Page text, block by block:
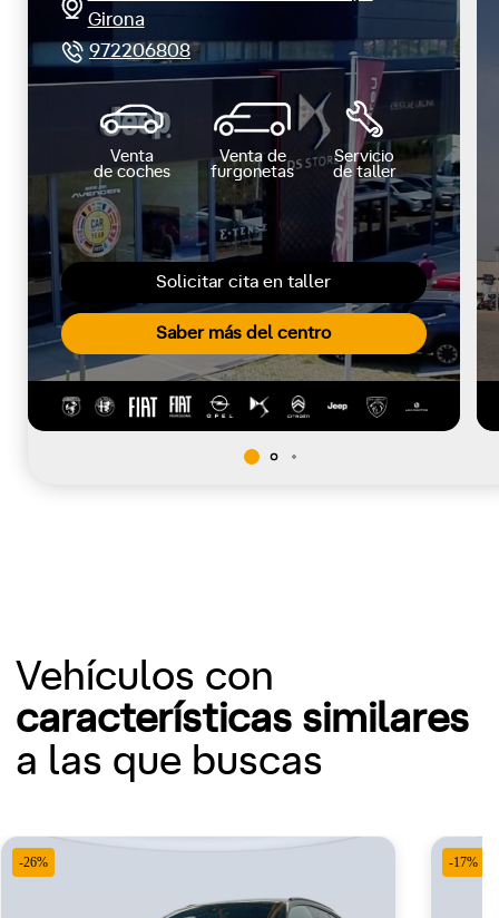
Solicitar cita en taller
Saber más del centro
Girona
972206808
Venta
de coches
Venta de
furgonetas
Servicio
de taller
Vehículos con
características similares
a las que buscas
-26% -17%